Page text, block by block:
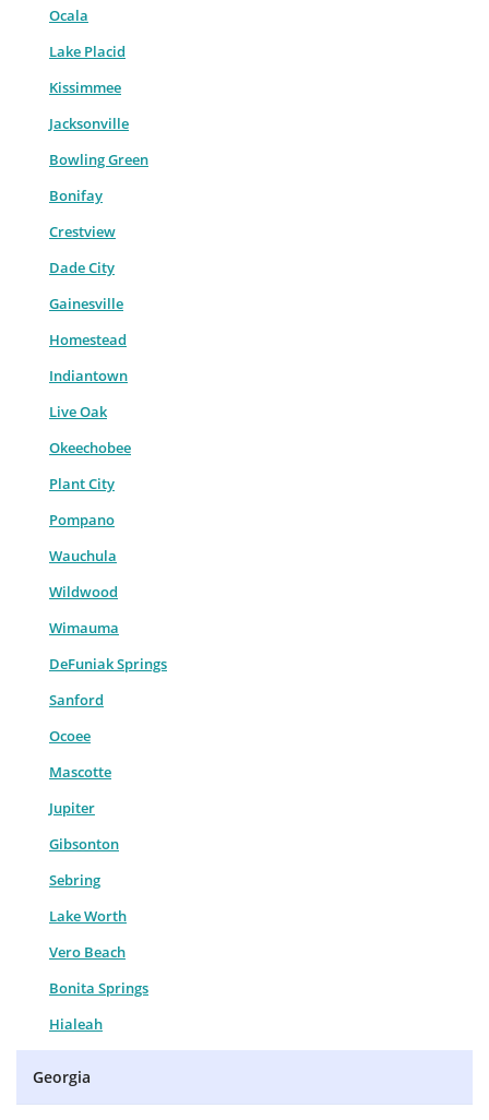
Ocala
Lake Placid
Kissimmee
Jacksonville
Bowling Green
Bonifay
Crestview
Dade City
Gainesville
Homestead
Indiantown
Live Oak
Okeechobee
Plant City
Pompano
Wauchula
Wildwood
Wimauma
DeFuniak Springs
Sanford
Ocoee
Mascotte
Jupiter
Gibsonton
Sebring
Lake Worth
Vero Beach
Bonita Springs
Hialeah
Georgia